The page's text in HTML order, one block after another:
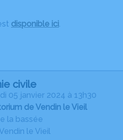
disponible ici.
civile
05 janvier 2024 à 13h30
de Vendin le Vieil
la bassée
le Vieil